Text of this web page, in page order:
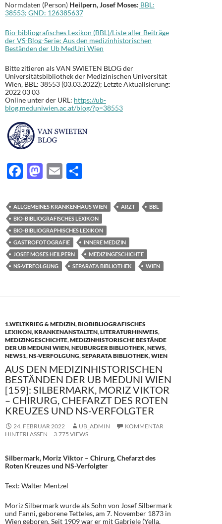
Normdaten (Person) Heilpern, Josef Moses: BBL:
38553; GND: 126385637
Bio-bibliografisches Lexikon (BBL)/Liste aller Beiträge
der VS-Blog-Serie: Aus den medizinhistorischen
Beständen der Ub MedUni Wien
Bitte zitieren als VAN SWIETEN BLOG der
Universitätsbibliothek der Medizinischen Universität
Wien, BBL: 38553 (03.03.2022); Letzte Aktualisierung:
2022 03 03
Online unter der URL: https://ub-
blog.meduniwien.ac.at/blog/?p=38553
F
e
b
o
o
k
M
to
d
o
n
E
ail le
n
ALLGEMEINES KRANKENHAUS WIEN ARZT
BBL
BIO-BIBLIOGRAFISCHES LEXIKON
BIO-BIBLIOGRAPHISCHES LEXIKON
GASTROFOTOGRAFIE
INNERE MEDIZIN
JOSEF MOSES HEILPERN
MEDIZINGESCHICHTE
NS-VERFOLGUNG
SEPARATA BIBLIOTHEK WIEN
1.WELTKRIEG & MEDIZIN,BIOBIBLIOGRAFISCHES
LEXIKON,KRANKENANSTALTEN,LITERATURHINWEIS,
MEDIZINGESCHICHTE,MEDIZINHISTORISCHE BESTÄNDE
DER UB MEDUNI WIEN,NEUBURGER BIBLIOTHEK,NEWS,
NEWS1,NS-VERFOLGUNG,SEPARATA BIBLIOTHEK,WIEN
AUS DEN MEDIZINHISTORISCHEN
BESTÄNDEN DER UB MEDUNI WIEN
[159]: SILBERMARK, MORIZ VIKTOR
– CHIRURG, CHEFARZT DES ROTEN
KREUZES UND NS-VERFOLGTER
24. FEBRUAR 2022 UB_ADMIN
KOMMENTAR
HINTERLASSEN
3.775 VIEWS
Silbermark, Moriz Viktor – Chirurg, Chefarzt des
Roten Kreuzes und NS-Verfolgter
Text: Walter Mentzel
Moriz Silbermark wurde als Sohn von Josef Silbermark
und Fanni, geborene Tetteles, am 7. November 1873 in
Wien geboren. Seit 1909 war er mit Gabriele (Yella,